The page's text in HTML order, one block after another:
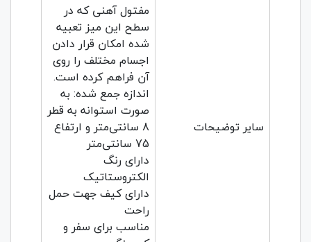
سایر توضیحات
مفتول آهنی که در
سطح این میز تعبیه
شده امکان قرار دادن
اجسام مختلف را روی
آن فراهم کرده است.
اندازه جمع شده: به
صورت استوانه به قطر
8 سانتی‌متر و ارتفاع
75 سانتی‌متر
دارای رنگ
الکتروستاتیک
دارای کیف جهت حمل
راحت
مناسب برای سفر و